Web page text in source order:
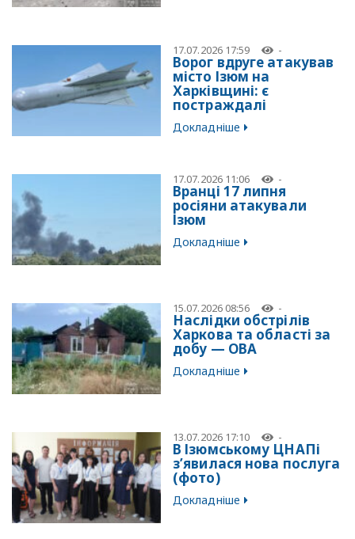
17.07.2026 17:59 -
Ворог вдруге атакував
місто Ізюм на
Харківщині: є
постраждалі
Докладніше
17.07.2026 11:06 -
Вранці 17 липня
росіяни атакували
Ізюм
Докладніше
15.07.2026 08:56 -
Наслідки обстрілів
Харкова та області за
добу — ОВА
Докладніше
13.07.2026 17:10 -
В Ізюмському ЦНАПі
з’явилася нова послуга
(фото)
Докладніше